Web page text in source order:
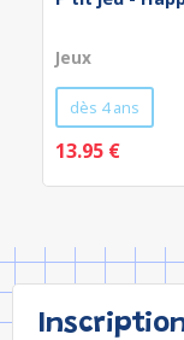
Jeux
dès 4 ans
13.95 €